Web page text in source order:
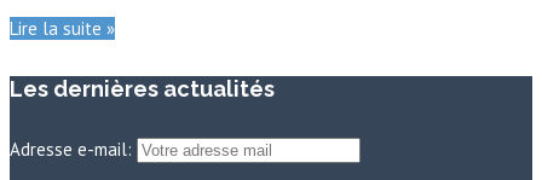
Lire la suite »
Les dernières actualités
Adresse e-mail: